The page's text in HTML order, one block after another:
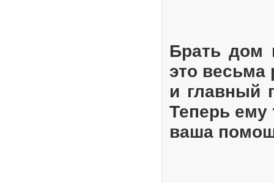
Брать дом
это весьма
и главный
Теперь ему
ваша